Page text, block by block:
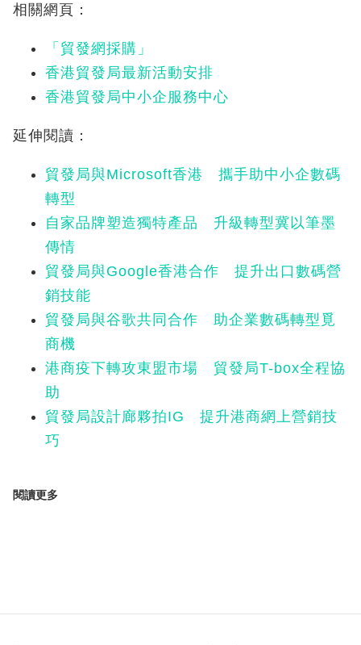
相關網頁：
「貿發網採購」
香港貿發局最新活動安排
香港貿發局中小企服務中心
延伸閱讀：
貿發局與Microsoft香港 攜手助中小企數碼
轉型
自家品牌塑造獨特產品 升級轉型冀以筆墨
傳情
貿發局與Google香港合作 提升出口數碼營
銷技能
貿發局與谷歌共同合作 助企業數碼轉型覓
商機
港商疫下轉攻東盟市場 貿發局T-box全程協
助
貿發局設計廊夥拍IG 提升港商網上營銷技
巧
閱讀更多